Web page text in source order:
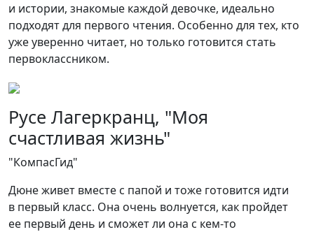
и истории, знакомые каждой девочке, идеально
подходят для первого чтения. Особенно для тех, кто
уже уверенно читает, но только готовится стать
первоклассником.
Русе Лагеркранц, "Моя
счастливая жизнь"
"КомпасГид"
Дюне живет вместе с папой и тоже готовится идти
в первый класс. Она очень волнуется, как пройдет
ее первый день и сможет ли она с кем-то